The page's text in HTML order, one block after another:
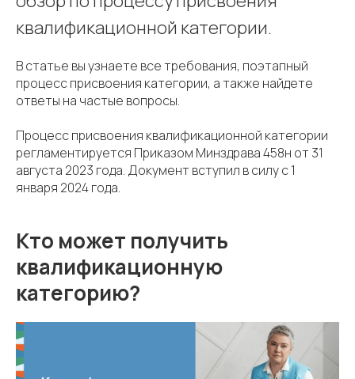
квалификационной категории.
В статье вы узнаете все требования, поэтапный
процесс присвоения категории, а также найдете
ответы на частые вопросы.
Процесс присвоения квалификационной категории
регламентируется Приказом Минздрава 458н от 31
августа 2023 года. Документ вступил в силу с 1
января 2024 года.
Кто может получить
квалификационную
категорию?